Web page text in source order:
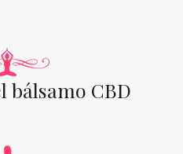
bálsamo CBD